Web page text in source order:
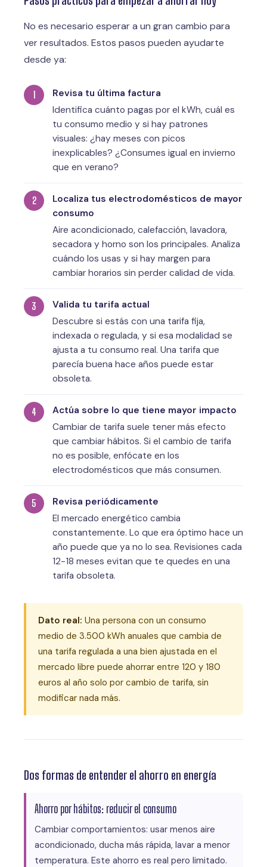
No es necesario esperar a un gran cambio para
ver resultados. Estos pasos pueden ayudarte
desde ya:
Revisa tu última factura
Identifica cuánto pagas por el kWh, cuál es
tu consumo medio y si hay patrones
visuales: ¿hay meses con picos
inexplicables? ¿Consumes igual en invierno
que en verano?
Localiza tus electrodomésticos de mayor
consumo
Aire acondicionado, calefacción, lavadora,
secadora y horno son los principales. Analiza
cuándo los usas y si hay margen para
cambiar horarios sin perder calidad de vida.
Valida tu tarifa actual
Descubre si estás con una tarifa fija,
indexada o regulada, y si esa modalidad se
ajusta a tu consumo real. Una tarifa que
parecía buena hace años puede estar
obsoleta.
Actúa sobre lo que tiene mayor impacto
Cambiar de tarifa suele tener más efecto
que cambiar hábitos. Si el cambio de tarifa
no es posible, enfócate en los
electrodomésticos que más consumen.
Revisa periódicamente
El mercado energético cambia
constantemente. Lo que era óptimo hace un
año puede que ya no lo sea. Revisiones cada
12-18 meses evitan que te quedes en una
tarifa obsoleta.
Dato real: Una persona con un consumo
medio de 3.500 kWh anuales que cambia de
una tarifa regulada a una bien ajustada en el
mercado libre puede ahorrar entre 120 y 180
euros al año solo por cambio de tarifa, sin
modificar nada más.
Dos formas de entender el ahorro en energía
Ahorro por hábitos: reducir el consumo
Cambiar comportamientos: usar menos aire
acondicionado, ducha más rápida, lavar a menor
temperatura. Este ahorro es real pero limitado.